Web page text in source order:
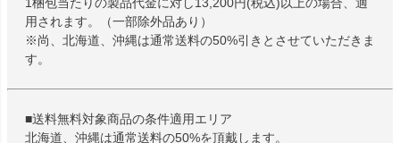
用されます。（一部除外品あり）
※尚、北海道、沖縄は通常送料の50%引きとさせていただきま
す。
■送料無料対象商品の条件適用エリア
北海道、沖縄は通常送料の50%を頂戴します。